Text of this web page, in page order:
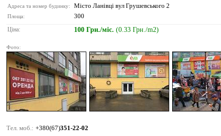
Адреса та номер будинку: Місто Ланівці вул Грушевського 2
Площа: 300
Ціна: 100 Грн./міс. (0.33 Грн./m2)
Фото:
Тел. моб.: +380(67)351-22-02